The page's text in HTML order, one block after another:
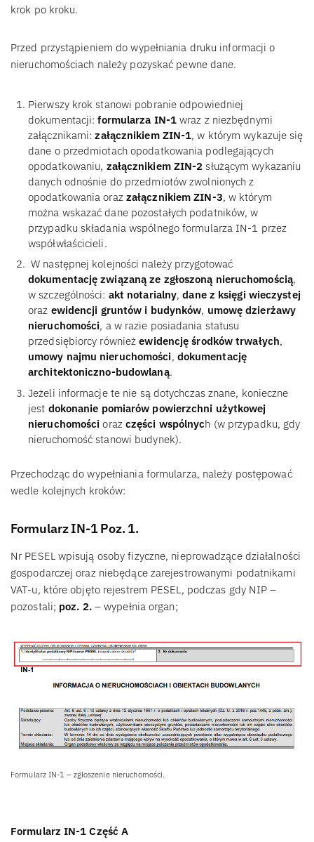
krok po kroku.
Przed przystąpieniem do wypełniania druku informacji o
nieruchomościach należy pozyskać pewne dane.
Pierwszy krok stanowi pobranie odpowiedniej
dokumentacji:formularza IN-1wraz z niezbędnymi
załącznikami:załącznikiem ZIN-1, w którym wykazuje się
dane o przedmiotach opodatkowania podlegających
opodatkowaniu, załącznikiem ZIN-2 służącym wykazaniu
danych odnośnie do przedmiotów zwolnionych z
opodatkowania oraz załącznikiem ZIN-3, w którym
można wskazać dane pozostałych podatników, w
przypadku składania wspólnego formularza IN-1 przez
współwłaścicieli.
W następnej kolejności należy przygotować
dokumentację związaną ze zgłoszoną nieruchomością,
w szczególności: akt notarialny,dane z księgi wieczystej
oraz ewidencji gruntów i budynków, umowę dzierżawy
nieruchomości, a w razie posiadania statusu
przedsiębiorcy równieżewidencję środków trwałych,
umowy najmu nieruchomości, dokumentację
architektoniczno-budowlaną.
Jeżeli informacje te nie są dotychczas znane, konieczne
jest dokonanie pomiarów powierzchni użytkowej
nieruchomości oraz części wspólnych (w przypadku, gdy
nieruchomość stanowi budynek).
Przechodząc do wypełniania formularza, należy postępować
wedle kolejnych kroków:
Formularz IN-1 Poz. 1.
Nr PESEL wpisują osoby fizyczne, nieprowadzące działalności
gospodarczej oraz niebędące zarejestrowanymi podatnikami
VAT-u, które objęto rejestrem PESEL, podczas gdy NIP –
pozostali; poz. 2. – wypełnia organ;
Formularz IN-1 – zgłoszenie nieruchomości.
Formularz IN-1 Część A